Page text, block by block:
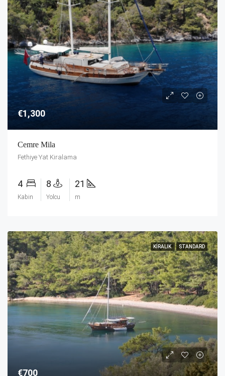
€1,300
Cemre Mila
Fethiye Yat Kiralama
4
Kabin
8
Yolcu
21
m
KIRALIK STANDARD
€700